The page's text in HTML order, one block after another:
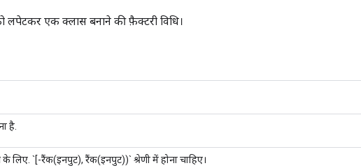
एक क्लास बनाने की फ़ैक्टरी विधि।
है.
`[-रैंक(इनपुट), रैंक(इनपुट))` श्रेणी में होना चाहिए।